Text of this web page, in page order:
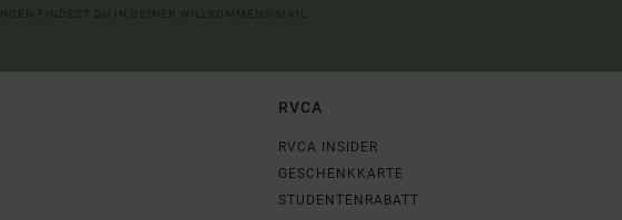
RVCA
RVCA INSIDER
GESCHENKKARTE
STUDENTENRABATT